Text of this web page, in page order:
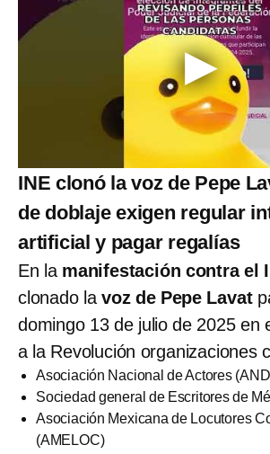
INE clonó la voz de Pepe
de doblaje exigen regular
artificial y pagar regalías
En la manifestación contra el
clonado lavoz de Pepe Lavat
domingo 13 de julio de 2025 en
a la Revolución organizaciones
Asociación Nacional de Actores
Sociedad general de Escritores de
Asociación Mexicana de Locutores
(AMELOC)